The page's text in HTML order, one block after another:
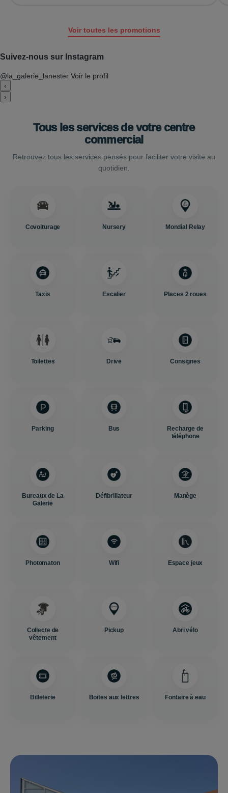
Voir toutes les promotions
Suivez-nous sur Instagram
@la_galerie_lanester Voir le profil
‹
›
Tous les services de votre centre
commercial
Retrouvez tous les services pensés pour faciliter votre visite au
quotidien.
Covoiturage Nursery Mondial Relay
Taxis Escalier Places 2 roues
Toilettes Drive Consignes
Parking Bus
Recharge de
téléphone
Bureaux de La
Galerie
Défibrillateur Manège
Photomaton Wifi Espace jeux
Collecte de
vêtement
Pickup Abri vélo
Billeterie Boites aux lettres Fontaire à eau